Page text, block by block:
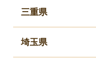
三重県
埼玉県